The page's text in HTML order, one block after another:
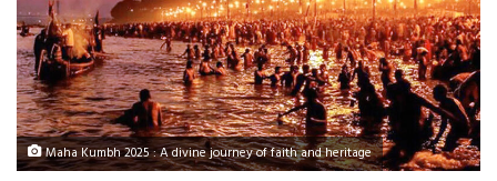
Maha Kumbh 2025 : A divine journey of faith and heritage